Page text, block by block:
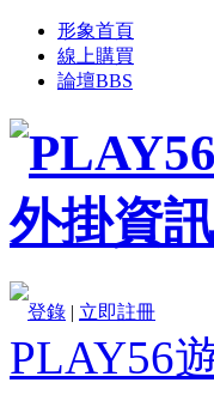
形象首頁
線上購買
論壇BBS
登錄 | 立即註冊
PLAY56